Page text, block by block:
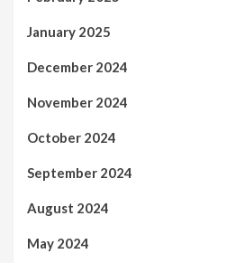
January 2025
December 2024
November 2024
October 2024
September 2024
August 2024
May 2024